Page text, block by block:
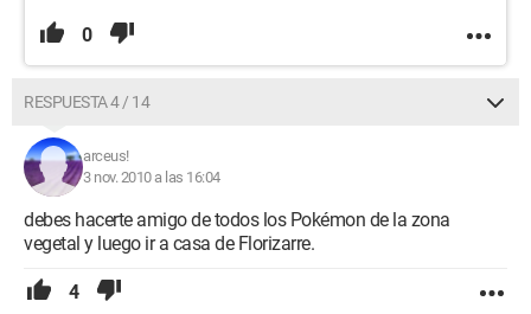
0
RESPUESTA 4 / 14
arceus!
3 nov. 2010 a las 16:04
debes hacerte amigo de todos los Pokémon de la zona
vegetal y luego ir a casa de Florizarre.
4